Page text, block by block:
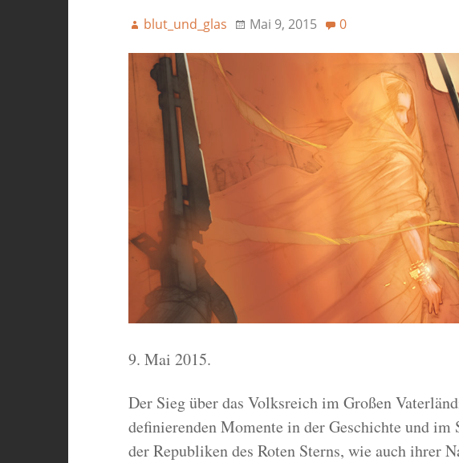
blut_und_glas Mai 9, 2015 0
9. Mai 2015.
Der Sieg über das Volksreich im Großen
definierenden Momente in der Geschichte und im
der Republiken des Roten Sterns, wie auch ihrer